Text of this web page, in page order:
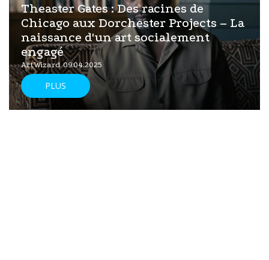
Theaster Gates : Des racines de
Chicago aux Dorchester Projects – La
naissance d'un art socialement
engagé
ArtWizard 09.04.2025
PLUS